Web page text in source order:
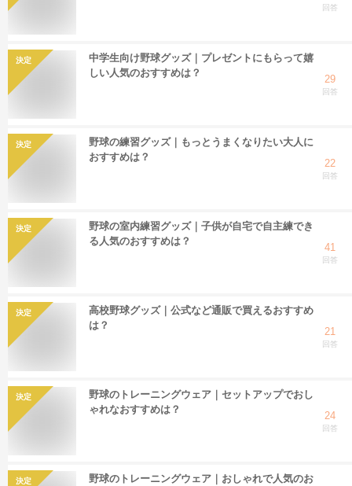
回答
決定
中学生向け野球グッズ｜プレゼントにもらって嬉
しい人気のおすすめは？
29
回答
決定
野球の練習グッズ｜もっとうまくなりたい大人に
おすすめは？
22
回答
決定
野球の室内練習グッズ｜子供が自宅で自主練でき
る人気のおすすめは？
41
回答
決定
高校野球グッズ｜公式など通販で買えるおすすめ
は？
21
回答
決定
野球のトレーニングウェア｜セットアップでおし
ゃれなおすすめは？
24
回答
決定
野球のトレーニングウェア｜おしゃれで人気のお